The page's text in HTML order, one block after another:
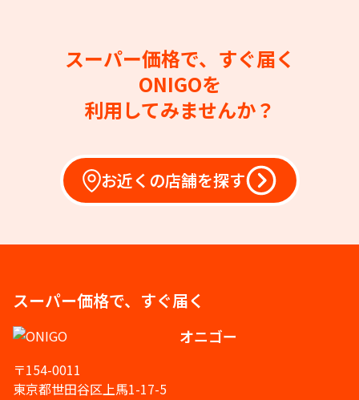
スーパー価格で、すぐ届く
ONIGOを
利用してみませんか？
お近くの店舗を探す
スーパー価格で、すぐ届く
オニゴー
〒154-0011
東京都世田谷区上馬1-17-5